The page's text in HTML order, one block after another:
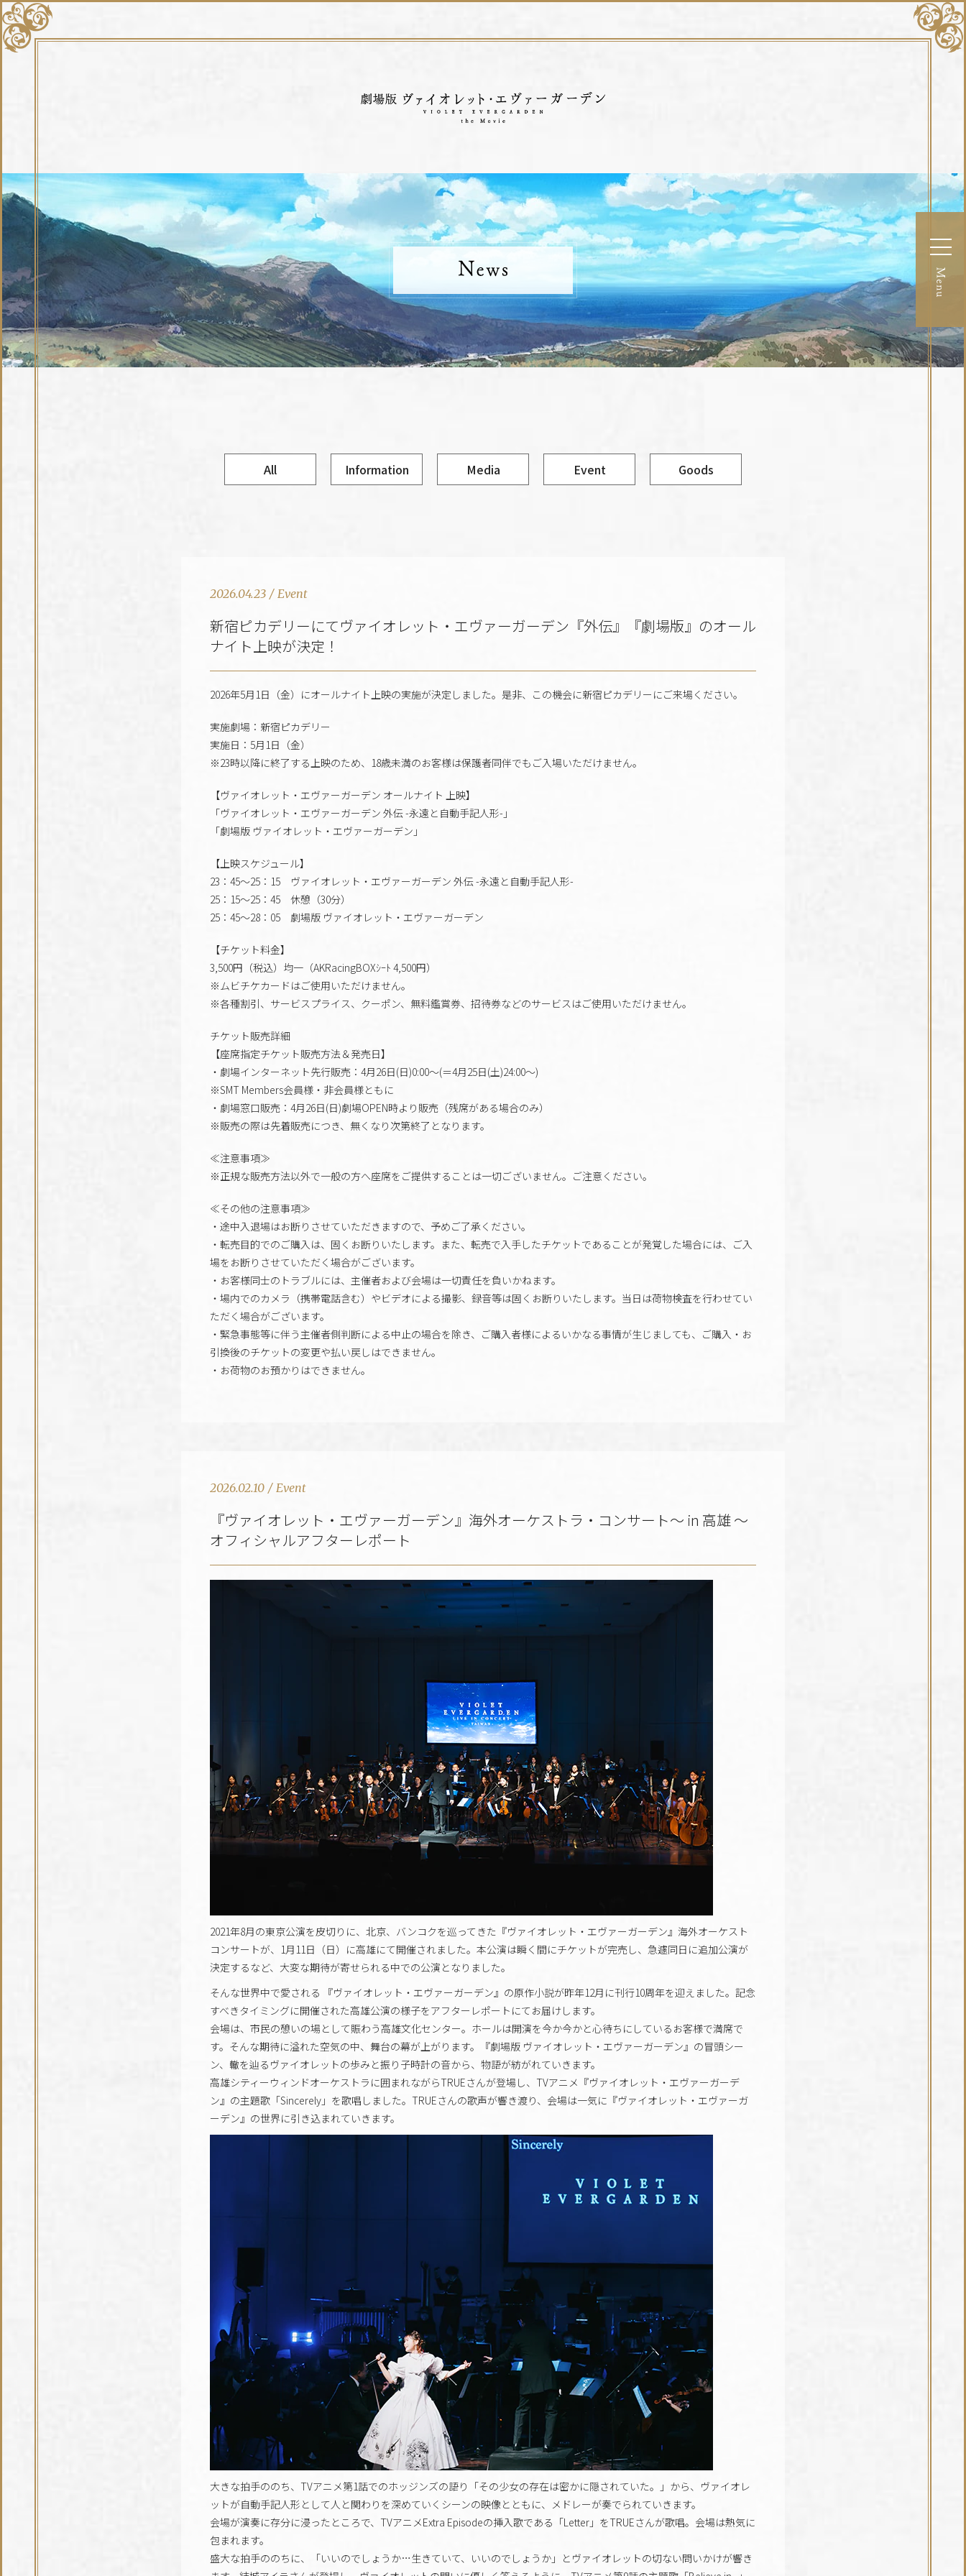
All Information Media Event Goods
2026.04.23 / Event
新宿ピカデリーにてヴァイオレット・エヴァーガーデン『外伝』『劇場版』のオール
ナイト上映が決定！
2026年5月1日（金）にオールナイト上映の実施が決定しました。是非、この機会に新宿ピカデリーにご来場ください。
実施劇場：新宿ピカデリー
実施日：5月1日（金）
※23時以降に終了する上映のため、18歳未満のお客様は保護者同伴でもご入場いただけません。
【ヴァイオレット・エヴァーガーデン オールナイト 上映】
「ヴァイオレット・エヴァーガーデン 外伝 -永遠と自動手記人形-」
「劇場版 ヴァイオレット・エヴァーガーデン」
【上映スケジュール】
23：45～25：15 ヴァイオレット・エヴァーガーデン 外伝 -永遠と自動手記人形-
25：15～25：45 休憩（30分）
25：45～28：05 劇場版 ヴァイオレット・エヴァーガーデン
【チケット料金】
3,500円（税込）均一（AKRacingBOXｼｰﾄ 4,500円）
※ムビチケカードはご使用いただけません。
※各種割引、サービスプライス、クーポン、無料鑑賞券、招待券などのサービスはご使用いただけません。
チケット販売詳細
【座席指定チケット販売方法＆発売日】
・劇場インターネット先行販売：4月26日(日)0:00～(＝4月25日(土)24:00～)
※SMT Members会員様・非会員様ともに
・劇場窓口販売：4月26日(日)劇場OPEN時より販売（残席がある場合のみ）
※販売の際は先着販売につき、無くなり次第終了となります。
≪注意事項≫
※正規な販売方法以外で一般の方へ座席をご提供することは一切ございません。ご注意ください。
≪その他の注意事項≫
・途中入退場はお断りさせていただきますので、予めご了承ください。
・転売目的でのご購入は、固くお断りいたします。また、転売で入手したチケットであることが発覚した場合には、ご入
場をお断りさせていただく場合がございます。
・お客様同士のトラブルには、主催者および会場は一切責任を負いかねます。
・場内でのカメラ（携帯電話含む）やビデオによる撮影、録音等は固くお断りいたします。当日は荷物検査を行わせてい
ただく場合がございます。
・緊急事態等に伴う主催者側判断による中止の場合を除き、ご購入者様によるいかなる事情が生じましても、ご購入・お
引換後のチケットの変更や払い戻しはできません。
・お荷物のお預かりはできません。
2026.02.10 / Event
『ヴァイオレット・エヴァーガーデン』海外オーケストラ・コンサート～ in 高雄 ～
オフィシャルアフターレポート
2021年8月の東京公演を皮切りに、北京、バンコクを巡ってきた『ヴァイオレット・エヴァーガーデン』海外オーケスト
コンサートが、1月11日（日）に高雄にて開催されました。本公演は瞬く間にチケットが完売し、急遽同日に追加公演が
決定するなど、大変な期待が寄せられる中での公演となりました。
そんな世界中で愛される 『ヴァイオレット・エヴァーガーデン』の原作小説が昨年12月に刊行10周年を迎えました。記念
すべきタイミングに開催された高雄公演の様子をアフターレポートにてお届けします。
会場は、市民の憩いの場として賑わう高雄文化センター。ホールは開演を今か今かと心待ちにしているお客様で満席で
す。そんな期待に溢れた空気の中、舞台の幕が上がります。『劇場版 ヴァイオレット・エヴァーガーデン』の冒頭シー
ン、轍を辿るヴァイオレットの歩みと振り子時計の音から、物語が紡がれていきます。
高雄シティーウィンドオーケストラに囲まれながらTRUEさんが登場し、TVアニメ『ヴァイオレット・エヴァーガーデ
ン』の主題歌「Sincerely」を歌唱しました。TRUEさんの歌声が響き渡り、会場は一気に『ヴァイオレット・エヴァーガ
ーデン』の世界に引き込まれていきます。
大きな拍手ののち、TVアニメ第1話でのホッジンズの語り「その少女の存在は密かに隠されていた。」から、ヴァイオレ
ットが自動手記人形として人と関わりを深めていくシーンの映像とともに、メドレーが奏でられていきます。
会場が演奏に存分に浸ったところで、TVアニメExtra Episodeの挿入歌である「Letter」をTRUEさんが歌唱。会場は熱気に
包まれます。
盛大な拍手ののちに、「いいのでしょうか…生きていて、いいのでしょうか」とヴァイオレットの切ない問いかけが響き